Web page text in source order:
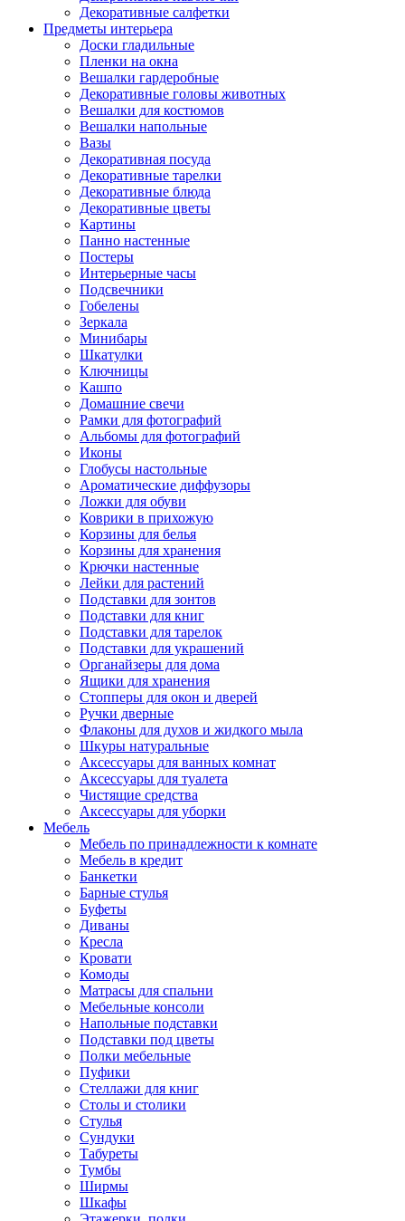
Декоративные салфетки
Предметы интерьера
Доски гладильные
Пленки на окна
Вешалки гардеробные
Декоративные головы животных
Вешалки для костюмов
Вешалки напольные
Вазы
Декоративная посуда
Декоративные тарелки
Декоративные блюда
Декоративные цветы
Картины
Панно настенные
Постеры
Интерьерные часы
Подсвечники
Гобелены
Зеркала
Минибары
Шкатулки
Ключницы
Кашпо
Домашние свечи
Рамки для фотографий
Альбомы для фотографий
Иконы
Глобусы настольные
Ароматические диффузоры
Ложки для обуви
Коврики в прихожую
Корзины для белья
Корзины для хранения
Крючки настенные
Лейки для растений
Подставки для зонтов
Подставки для книг
Подставки для тарелок
Подставки для украшений
Органайзеры для дома
Ящики для хранения
Стопперы для окон и дверей
Ручки дверные
Флаконы для духов и жидкого мыла
Шкуры натуральные
Аксессуары для ванных комнат
Аксессуары для туалета
Чистящие средства
Аксессуары для уборки
Мебель
Мебель по принадлежности к комнате
Мебель в кредит
Банкетки
Барные стулья
Буфеты
Диваны
Кресла
Кровати
Комоды
Матрасы для спальни
Мебельные консоли
Напольные подставки
Подставки под цветы
Полки мебельные
Пуфики
Стеллажи для книг
Столы и столики
Стулья
Сундуки
Табуреты
Тумбы
Ширмы
Шкафы